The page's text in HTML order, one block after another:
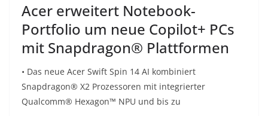
Acer erweitert Notebook-
Portfolio um neue Copilot+ PCs
mit Snapdragon® Plattformen
• Das neue Acer Swift Spin 14 AI kombiniert
Snapdragon® X2 Prozessoren mit integrierter
Qualcomm® Hexagon™ NPU und bis zu